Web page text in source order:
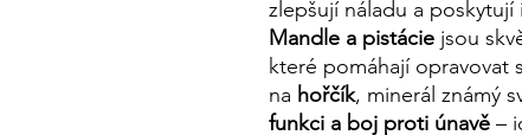
zlepšují náladu a poskytují
Mandle a pistácie jsou
které pomáhají opravovat
na hořčík, minerál známý
funkci a boj proti únavě –